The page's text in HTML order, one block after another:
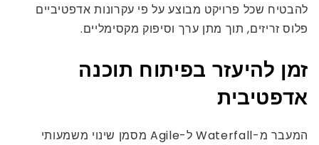
להבטיח שכל פרויקט מבוצע על פי עקרונות אדפטיביים
פלוס זריזים, תוך מתן ערך וסיפוק מקסימליים.
זמן להיעזר בפיתוח תוכנה
אדפטיבית
המעבר מ-Waterfall ל-Agile מסמן שינוי משמעותי